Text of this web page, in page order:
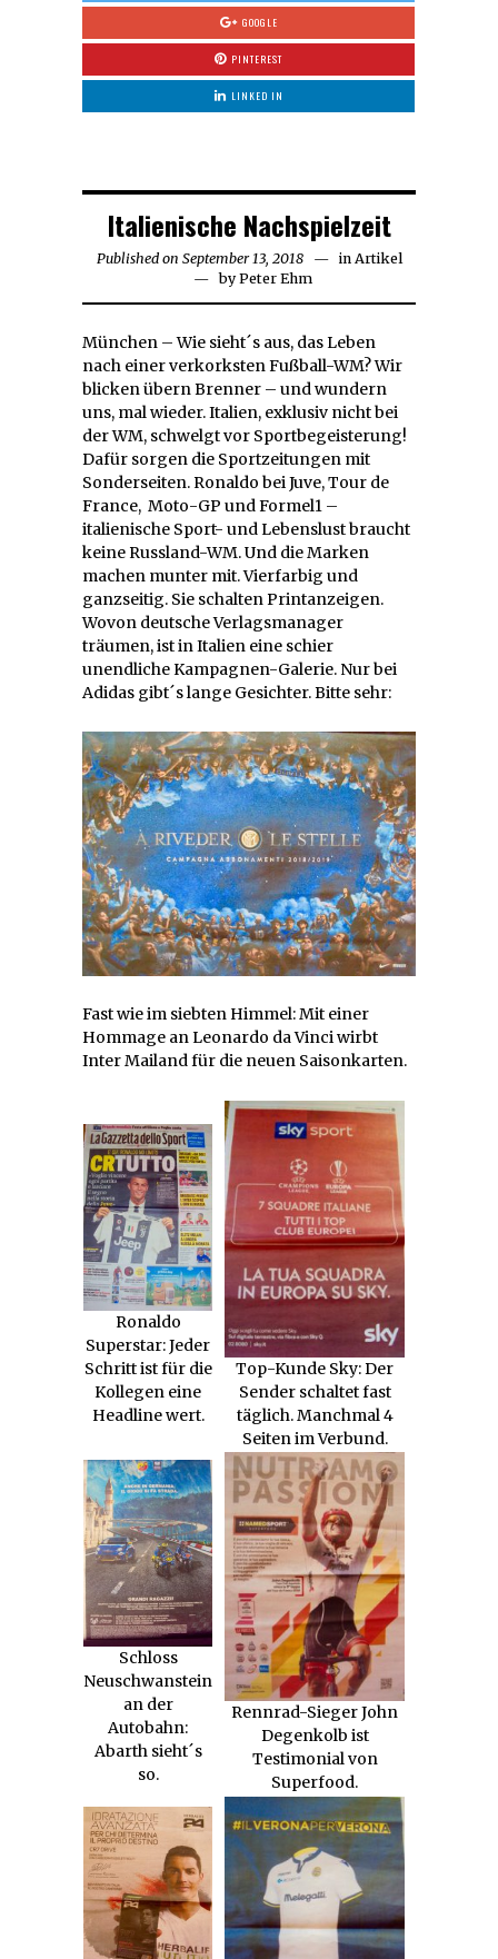
GOOGLE
PINTEREST
LINKED IN
Italienische Nachspielzeit
Published on September 13, 2018September
27,
2018
in Artikel
byPeter Ehm
München – Wie sieht´s aus, das Leben
nach einer verkorksten Fußball-WM? Wir
blicken übern Brenner – und wundern
uns, mal wieder. Italien, exklusiv nicht bei
der WM, schwelgt vor Sportbegeisterung!
Dafür sorgen die Sportzeitungen mit
Sonderseiten. Ronaldo bei Juve, Tour de
France, Moto-GP und Formel1 –
italienische Sport- und Lebenslust braucht
keine Russland-WM. Und die Marken
machen munter mit. Vierfarbig und
ganzseitig. Sie schalten Printanzeigen.
Wovon deutsche Verlagsmanager
träumen, ist in Italien eine schier
unendliche Kampagnen-Galerie. Nur bei
Adidas gibt´s lange Gesichter. Bitte sehr:
Fast wie im siebten Himmel: Mit einer
Hommage an Leonardo da Vinci wirbt
Inter Mailand für die neuen Saisonkarten.
Ronaldo
Superstar: Jeder
Schritt ist für die
Kollegen eine
Headline wert.
Top-Kunde Sky: Der
Sender schaltet fast
täglich. Manchmal 4
Seiten im Verbund.
Schloss
Neuschwanstein
an der
Autobahn:
Abarth sieht´s
so.
Rennrad-Sieger John
Degenkolb ist
Testimonial von
Superfood.